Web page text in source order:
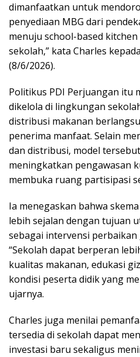
dimanfaatkan untuk
penyediaan MBG dari
menuju school-based
sekolah,” kata Charles
(8/6/2026).
Politikus PDI Perjuangan itu
dikelola di lingkungan
distribusi makanan
penerima manfaat. Selain
dan distribusi, model
meningkatkan pengawasan
membuka ruang partisipasi
Ia menegaskan bahwa
lebih sejalan dengan tujuan
sebagai intervensi perbaikan
“Sekolah dapat berperan
kualitas makanan, edukasi
kondisi peserta didik yang
ujarnya.
Charles juga menilai
tersedia di sekolah dapat
investasi baru sekaligus